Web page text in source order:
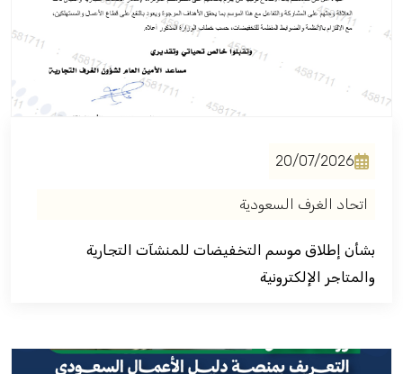
فعاليات الغرفة
فعاليات الجوف
20/07/2026
اتحاد الغرف السعودية
بشأن إطلاق موسم التخفيضات للمنشآت التجارية
والمتاجر الإلكترونية